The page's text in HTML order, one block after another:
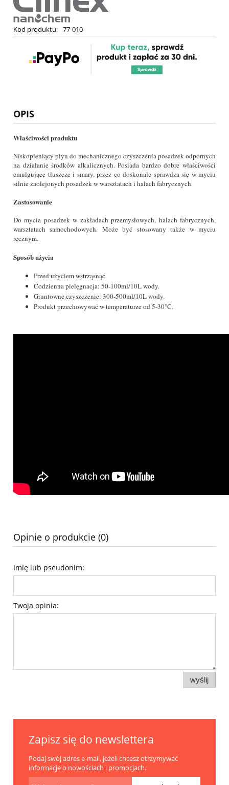
Kod produktu: 77-010
OPIS
Właściwości produktu
Niskopieniący płyn do mechanicznego czyszczenia posadzek odpornych
na działanie środków alkalicznych. Posiada bardzo dobre właściwości
emulgujące tłuszcze i smary, przez co doskonale sprawdza się w myciu
silnie zaolejonych posadzek w warsztatach i halach fabrycznych.
Zastosowanie
Do mycia posadzek w zakładach przemysłowych, halach fabrycznych,
warsztatach samochodowych. Może być stosowany także w myciu
ręcznym.
Sposób użycia
Przed użyciem wstrząsnąć.
Codzienna pielęgnacja: 50-100ml/10L wody.
Gruntowne czyszczenie: 300-500ml/10L wody.
Produkt przechowywać w temperaturze od 5-30°C.
Opinie o produkcie (0)
Imię lub pseudonim:
Twoja opinia:
wyślij
Zapisz się do newslettera
Podaj swój adres e-mail, jeżeli chcesz otrzymywać
informacje o nowościach i promocjach.